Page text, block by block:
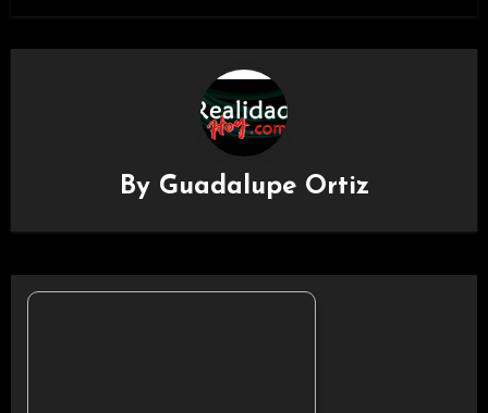
By Guadalupe Ortiz